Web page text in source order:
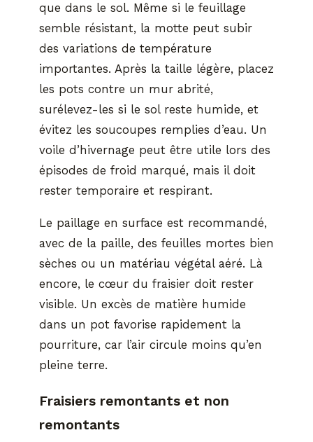
que dans le sol. Même si le feuillage
semble résistant, la motte peut subir
des variations de température
importantes. Après la taille légère, placez
les pots contre un mur abrité,
surélevez-les si le sol reste humide, et
évitez les soucoupes remplies d’eau. Un
voile d’hivernage peut être utile lors des
épisodes de froid marqué, mais il doit
rester temporaire et respirant.
Le paillage en surface est recommandé,
avec de la paille, des feuilles mortes bien
sèches ou un matériau végétal aéré. Là
encore, le cœur du fraisier doit rester
visible. Un excès de matière humide
dans un pot favorise rapidement la
pourriture, car l’air circule moins qu’en
pleine terre.
Fraisiers remontants et non
remontants